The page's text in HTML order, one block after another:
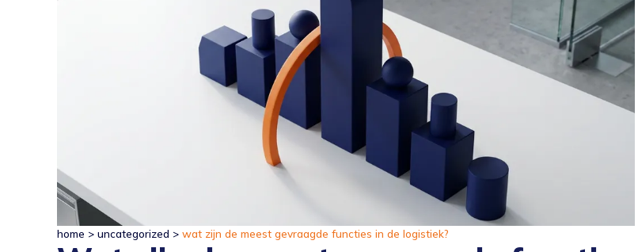
home > uncategorized > wat zijn de meest gevraagde functies in de logistiek?